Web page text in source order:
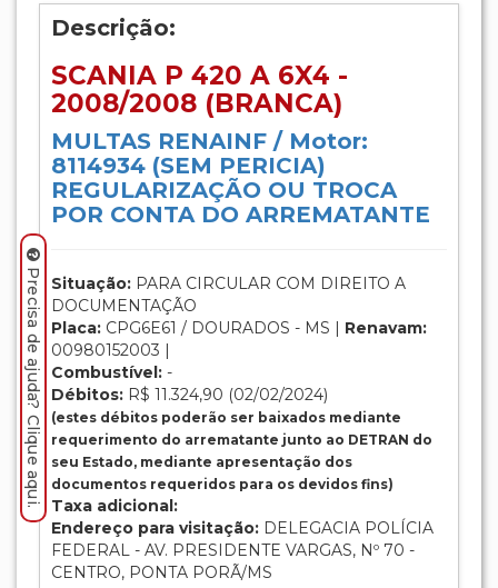
Descrição:
SCANIA P 420 A 6X4 -
2008/2008 (BRANCA)
MULTAS RENAINF / Motor:
8114934 (SEM PERICIA)
REGULARIZAÇÃO OU TROCA
POR CONTA DO ARREMATANTE
Situação: PARA CIRCULAR COM DIREITO A
DOCUMENTAÇÃO
Placa: CPG6E61 / DOURADOS - MS | Renavam:
00980152003 |
Combustível: -
Débitos: R$ 11.324,90 (02/02/2024)
(estes débitos poderão ser baixados mediante
requerimento do arrematante junto ao DETRAN do
seu Estado, mediante apresentação dos
documentos requeridos para os devidos fins)
Taxa adicional:
Endereço para visitação: DELEGACIA POLÍCIA
FEDERAL - AV. PRESIDENTE VARGAS, Nº 70 -
CENTRO, PONTA PORÃ/MS
Precisa de ajuda? Clique aqui.